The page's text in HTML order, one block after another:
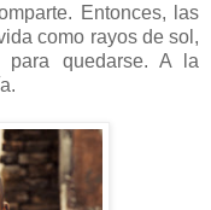
Entonces, las
como rayos de sol,
quedarse. A la